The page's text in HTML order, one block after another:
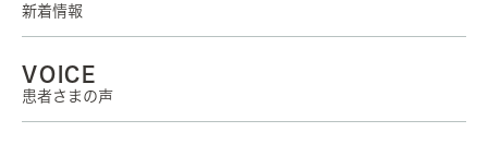
新着情報
VOICE
患者さまの声